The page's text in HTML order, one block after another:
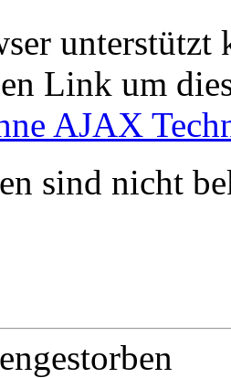
Link um
AJAX
sind nicht
gestorben